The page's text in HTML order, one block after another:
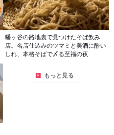
幡ヶ谷の路地裏で見つけたそば飲み
店。名店仕込みのツマミと美酒に酔い
しれ、本格そばで〆る至福の夜
もっと見る